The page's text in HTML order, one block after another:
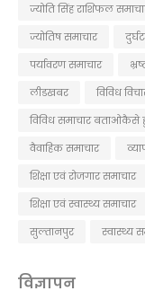
ज्योति सिंह राशिफल
ज्योतिष समाचार
पर्यावरण समाचार
लीडखबर
विविध
विविध समाचार
वैवाहिक समाचार
शिक्षा एवं रोजगार समाचार
शिक्षा एवं स्वास्थ्य समाचार
सुल्तानपुर
स्वास्थ्य
विज्ञापन